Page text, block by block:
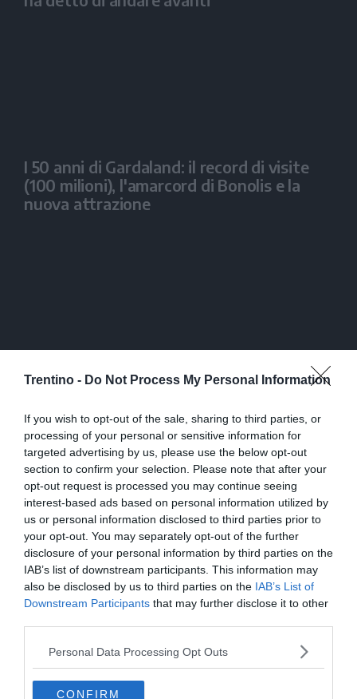
Trentino - Do Not Process My Personal Information
If you wish to opt-out of the sale, sharing to third parties, or
processing of your personal or sensitive information for
targeted advertising by us, please use the below opt-out
section to confirm your selection. Please note that after your
opt-out request is processed you may continue seeing
interest-based ads based on personal information utilized by
us or personal information disclosed to third parties prior to
your opt-out. You may separately opt-out of the further
disclosure of your personal information by third parties on the
IAB’s list of downstream participants. This information may
also be disclosed by us to third parties on the IAB’s List of
Downstream Participants that may further disclose it to other
Personal Data Processing Opt Outs
CONFIRM
I 50 anni di Gardaland: il record di visite
(100 milioni), l'amarcord di Bonolis e la
nuova attrazione
Valanga dal Sassolungo sfiora le piste:
paura ma nessun ferito
Frana di Cortesano, un'esplosione fa
crollare il blocco roccioso